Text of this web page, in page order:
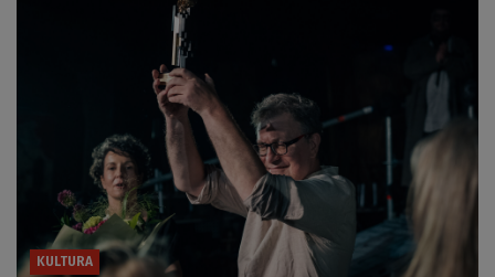
KULTURA